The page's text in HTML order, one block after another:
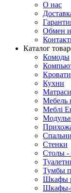
О нас
Обмен и
Каталог
Комоды
Кровати
Кухни
Мебель
Меблі
Спальни
Стенки
Столы -
Тумбы
Шкафы
Шкафы-